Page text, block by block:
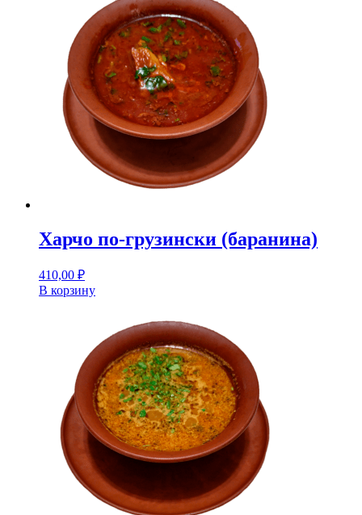
Харчо по-грузински (баранина)
410,00 ₽
В корзину